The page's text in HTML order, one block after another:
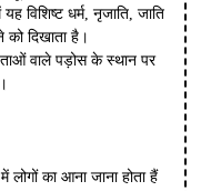
विशिष्ट धर्म, नृजाति, जाति
को दिखाता है।
वाले पड़ोस के स्थान पर
का आना जाना होता हैं